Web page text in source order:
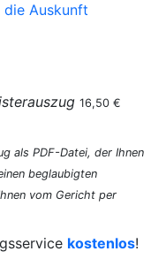
Auskunft
16,50 €
als PDF-Datei, der Ihnen
beglaubigten
vom Gericht per
kostenlos!